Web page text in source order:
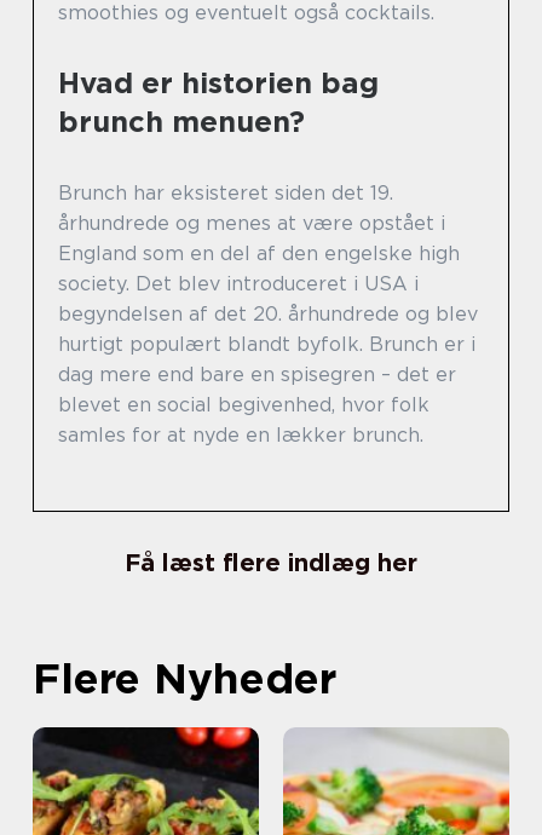
smoothies og eventuelt også cocktails.
Hvad er historien bag
brunch menuen?
Brunch har eksisteret siden det 19.
århundrede og menes at være opstået i
England som en del af den engelske high
society. Det blev introduceret i USA i
begyndelsen af det 20. århundrede og blev
hurtigt populært blandt byfolk. Brunch er i
dag mere end bare en spisegren – det er
blevet en social begivenhed, hvor folk
samles for at nyde en lækker brunch.
Få læst flere indlæg her
Flere Nyheder